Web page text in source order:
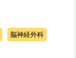
脳神経外科